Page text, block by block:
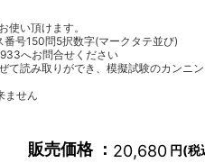
使い頂けます。
号150問5択数字(マークタテ並び)
へお問合せください
て読み取りができ、模擬試験のカンニ
ません
販売価格 ： 20,680 円(税